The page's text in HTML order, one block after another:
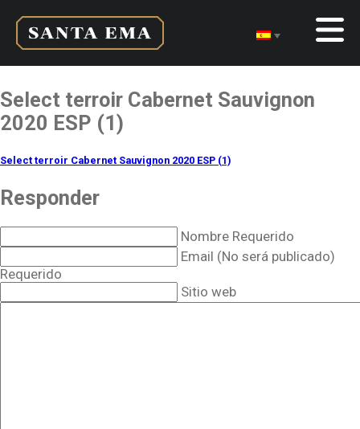
Select terroir Cabernet Sauvignon
2020 ESP (1)
Select terroir Cabernet Sauvignon 2020 ESP (1)
Responder
Nombre Requerido
Email (No será publicado)
Requerido
Sitio web